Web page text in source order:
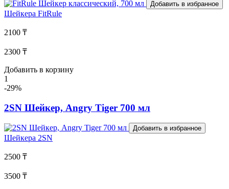
Добавить в избранное
Шейкера FitRule
2100 ₸
2300 ₸
Добавить в корзину
1
-29%
2SN Шейкер, Angry Tiger 700 мл
Добавить в избранное
Шейкера 2SN
2500 ₸
3500 ₸